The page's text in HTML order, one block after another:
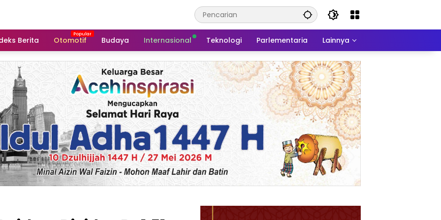
Berita Otomotif Budaya Internasional Teknologi Parlementaria Lainnya